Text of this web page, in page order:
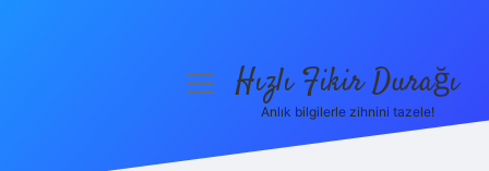
menüyüHızlı Fikir Durağı
Anlık bilgilerle zihnini tazele!